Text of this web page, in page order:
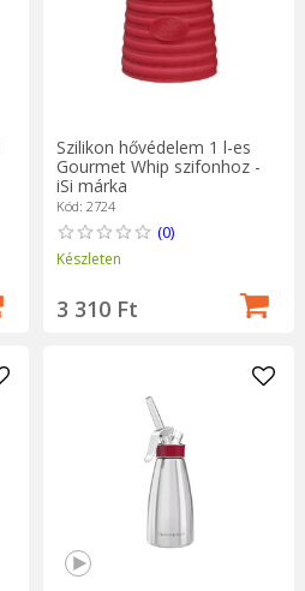
Szilikon hővédelem 1 l-es
Gourmet Whip szifonhoz -
iSi márka
Kód: 2724
(0)
Készleten
3 310 Ft